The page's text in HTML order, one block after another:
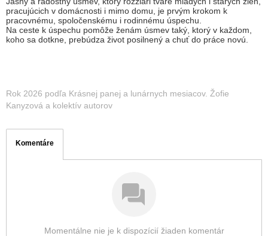
pracujúcich v domácnosti i mimo domu, je prvým krokom k
pracovnému, spoločenskému i rodinnému úspechu.
Na ceste k úspechu pomôže ženám úsmev taký, ktorý v každom,
koho sa dotkne, prebúdza život posilnený a chuť do práce novú.
Rok 2026 podľa Krásnej panej a lunárnych mesiacov. Žofie
Kanyzová a kolektív autorov
Komentáre
Momentálne nie je k dispozícií žiaden komentár